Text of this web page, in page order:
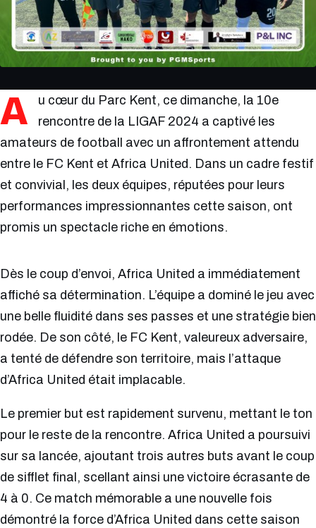
A
u cœur du Parc Kent, ce dimanche, la 10e
rencontre de la LIGAF 2024 a captivé les
amateurs de football avec un affrontement attendu
entre le FC Kent et Africa United. Dans un cadre festif
et convivial, les deux équipes, réputées pour leurs
performances impressionnantes cette saison, ont
promis un spectacle riche en émotions.
Dès le coup d’envoi, Africa United a immédiatement
affiché sa détermination. L’équipe a dominé le jeu avec
une belle fluidité dans ses passes et une stratégie bien
rodée. De son côté, le FC Kent, valeureux adversaire,
a tenté de défendre son territoire, mais l’attaque
d’Africa United était implacable.
Le premier but est rapidement survenu, mettant le ton
pour le reste de la rencontre. Africa United a poursuivi
sur sa lancée, ajoutant trois autres buts avant le coup
de sifflet final, scellant ainsi une victoire écrasante de
4 à 0. Ce match mémorable a une nouvelle fois
démontré la force d’Africa United dans cette saison